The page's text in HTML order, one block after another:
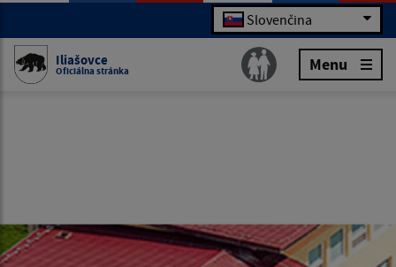
Slovenčina
Iliašovce
Oficiálna stránka Menu